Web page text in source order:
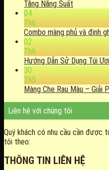
Tăng Năng Suất
04
Th6
Combo màng phủ và đinh
02
Th6
Hướng Dẫn Sử Dụng Túi
30
Th5
Màng Che Rau Màu – Giải
Liên hệ với chúng tôi
Quý khách có nhu cầu cần được
tôi theo:
THÔNG TIN LIÊN HỆ